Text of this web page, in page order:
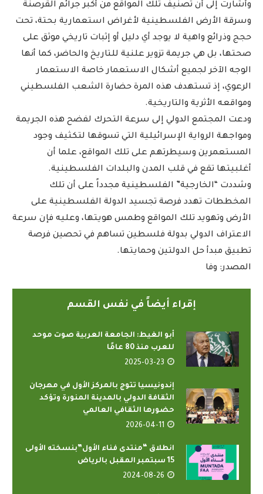
وأشارت إلى أن تصنيف تلك المواقع من أكبر جرائم القرصنة
وسرقة الأرض الفلسطينية لأغراض استعمارية بحتة، تحت
حجج وذرائع واهية لا يوجد أي دليل أو إثبات تاريخي موثق على
صحتها، بل هي جريمة تزوير علنية للتاريخ والحاضر، كما أنها
الوجه الآخر لجميع أشكال الاستعمار خاصة الاستعمار
الرعوي، إذ تستهدف هذه المرة حضارة الشعب الفلسطيني
ومواقعه الأثرية والتاريخية.
ودعت المجتمع الدولي إلى سرعة التحرك لفضح هذه الجريمة
ومواجهة الرواية الإسرائيلية التي تسوقها لتكثيف وجود
المستعمرين وسيطرتهم على تلك المواقع، علما أن
أغلبيتها تقع في قلب المدن والبلدات الفلسطينية.
وشددت “الخارجية” الفلسطينية مجدداً على أن تلك
المخططات تهدد فرصة تجسيد الدولة الفلسطينية على
الأرض وتهويد تلك المواقع وطمس هويتها، وعليه فإن سرعة
الاعتراف الدولي بدولة فلسطين تساهم في تحصين فرصة
تطبيق مبدأ حل الدولتين وحمايتها.
المصدر: وفا
إقراء أيضاً في نفس القسم
أبو الغيط: الجامعة العربية صوت موحد
للعرب منذ 80 عامًا
2025-03-23
إندونيسيا تتوج بالمركز الأول في مهرجان
الثقافة الدولي بالمدينة المنورة وتؤكد
حضورها الثقافي العالمي
2026-04-11
انطلاق “منتدى فناء الأول”بنسخته الأولى
15 سبتمبر المقبل بالرياض
2024-08-26